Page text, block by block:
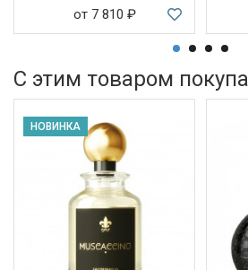
от 7 810 ₽
С этим товаром
НОВИНКА